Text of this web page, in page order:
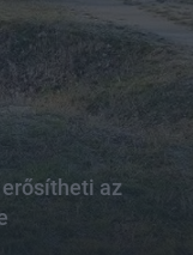
az